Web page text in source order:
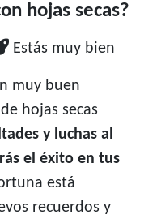
hojas secas?
Estás muy bien
muy buen
hojas secas
y luchas al
el éxito en tus
está
recuerdos y